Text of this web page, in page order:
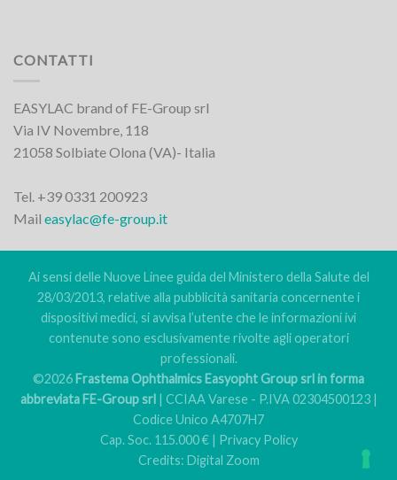
CONTATTI
EASYLAC brand of FE-Group srl
Via IV Novembre, 118
21058 Solbiate Olona (VA)- Italia
Tel. +39 0331 200923
Mail easylac@fe-group.it
Ai sensi delle Nuove Linee guida del Ministero della Salute del
28/03/2013, relative alla pubblicità sanitaria concernente i
dispositivi medici, si avvisa l’utente che le informazioni ivi
contenute sono esclusivamente rivolte agli operatori
professionali.
©2026 Frastema Ophthalmics Easyopht Group srl in forma
abbreviata FE-Group srl| CCIAA Varese - P.IVA 02304500123 |
Codice Unico A4707H7
Cap. Soc. 115.000 € | Privacy Policy
Credits: Digital Zoom